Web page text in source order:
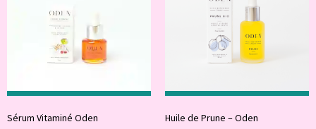
Sérum Vitaminé Oden Huile de Prune – Oden